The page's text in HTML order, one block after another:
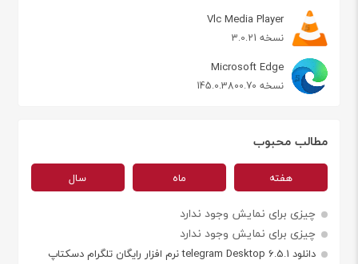
Vlc Media Player
نسخه 3.0.21
Microsoft Edge
نسخه 145.0.3800.70
مطالب محبوب
هفته ماه سال
چیزی برای نمایش وجود ندارد
چیزی برای نمایش وجود ندارد
دانلود telegram Desktop 6.5.1 نرم افزار رایگان تلگرام دسکتاپ